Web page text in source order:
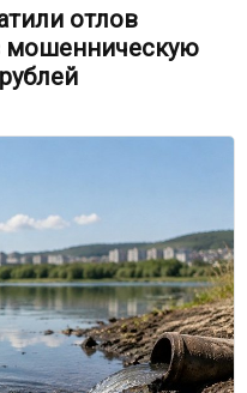
отлов